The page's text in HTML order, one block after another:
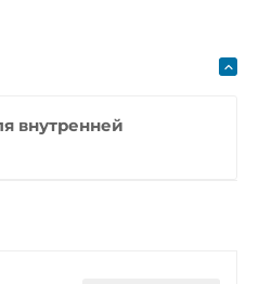
внутренней